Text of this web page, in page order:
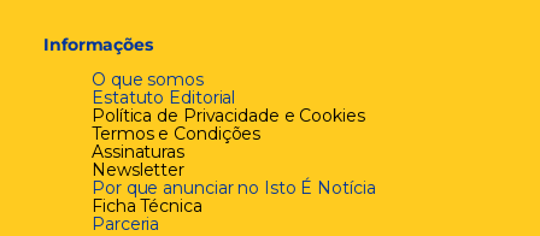
Informações
O que somos
Estatuto Editorial
Política de Privacidade e Cookies
Termos e Condições
Assinaturas
Newsletter
Por que anunciar no Isto É Notícia
Ficha Técnica
Parceria